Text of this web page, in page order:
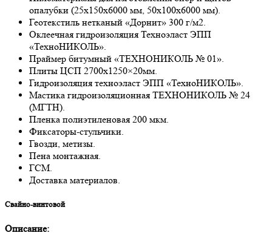
опалубки (25х150х6000 мм, 50х100х6000 мм).
Геотекстиль нетканый «Дорнит» 300 г/м2.
Оклеечная гидроизоляция Техноэласт ЭПП
«ТехноНИКОЛЬ».
Праймер битумный «ТЕХНОНИКОЛЬ № 01».
Плиты ЦСП 2700х1250×20мм.
Гидроизоляция техноэласт ЭПП «ТехноНИКОЛЬ».
Мастика гидроизоляционная ТЕХНОНИКОЛЬ № 24
(МГТН).
Пленка полиэтиленовая 200 мкм.
Фиксаторы-стульчики.
Гвозди, метизы.
Пена монтажная.
ГСМ.
Доставка материалов.
Свaйнo-винтoвoй
Описaние: